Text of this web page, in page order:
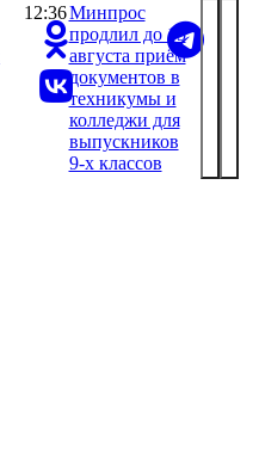
12:36Минпрос
продлил до 15
августа приём
документов в
техникумы и
колледжи для
выпускников
9-х классов